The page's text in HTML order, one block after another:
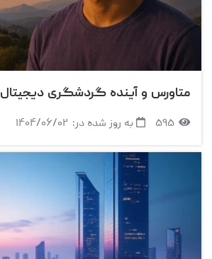
متاورس و آینده گردشگری دیجیتال ۲۰۲۵
۵۹۵ به روز شده در: ۱۴۰۴/۰۶/۰۲